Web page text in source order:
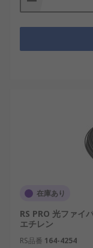
でも安定して通信
幹配線などに適し
応する光トランシ
ッチの光ポートな
速度、ノイズ環境
光ファ
光ファイバケーブ
構造によって分類
在庫あり
RS PRO 光ファイ
エチレン
RS品番 164-4254